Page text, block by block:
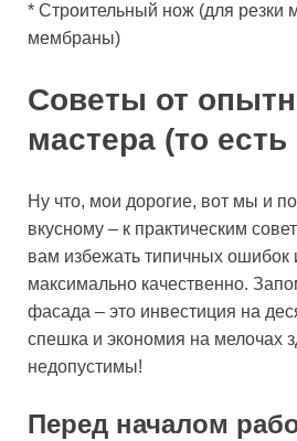
* Строительный нож (для резки
мембраны)
Советы от
мастера (то
Ну что, мои дорогие, вот мы и
вкусному – к практическим
вам избежать типичных ошибок
максимально качественно.
фасада – это инвестиция на
спешка и экономия на мелочах
недопустимы!
Перед началом